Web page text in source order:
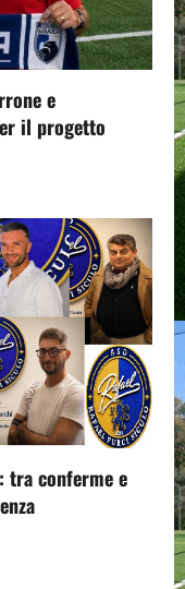
e
il progetto
tra conferme e